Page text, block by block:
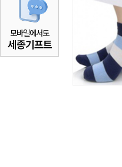
모바일에서도
세종기프트